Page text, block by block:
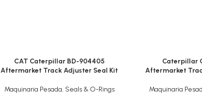
CAT Caterpillar BD-904405
Aftermarket Track Adjuster Seal Kit
Maquinaria Pesada, Seals & O-Rings
Caterpillar
Aftermarket
Maquinaria